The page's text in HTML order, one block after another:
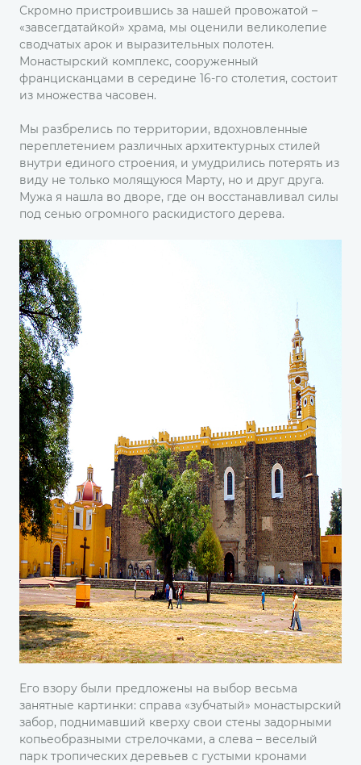
Скромно пристроившись за нашей провожатой –
«завсегдатайкой» храма, мы оценили великолепие
сводчатых арок и выразительных полотен.
Монастырский комплекс, сооруженный
францисканцами в середине 16-го столетия, состоит
из множества часовен.
Мы разбрелись по территории, вдохновленные
переплетением различных архитектурных стилей
внутри единого строения, и умудрились потерять из
виду не только молящуюся Марту, но и друг друга.
Мужа я нашла во дворе, где он восстанавливал силы
под сенью огромного раскидистого дерева.
Его взору были предложены на выбор весьма
занятные картинки: справа «зубчатый» монастырский
забор, поднимавший кверху свои стены задорными
копьеобразными стрелочками, а слева – веселый
парк тропических деревьев с густыми кронами